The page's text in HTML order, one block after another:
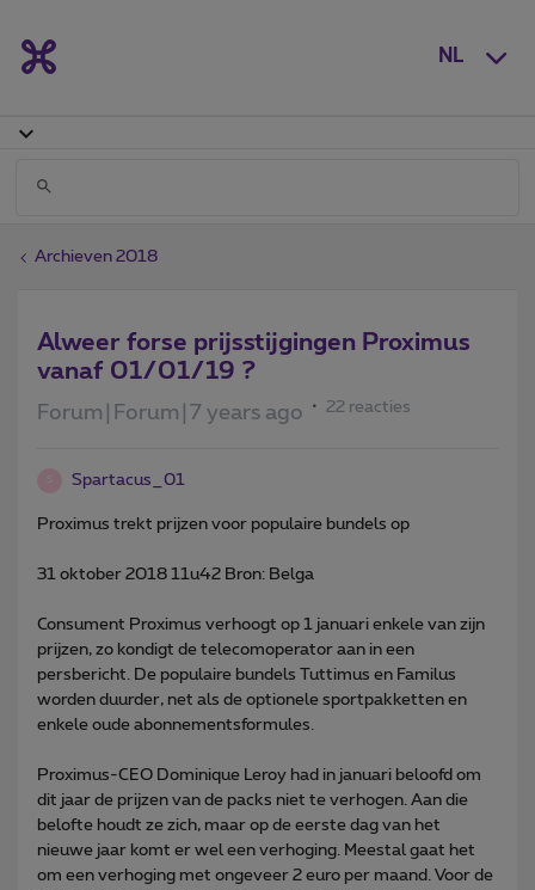
NL
Archieven 2018
Alweer forse prijsstijgingen Proximus
vanaf 01/01/19 ?
Forum|Forum|7 years ago 22 reacties
Spartacus_01
Proximus trekt prijzen voor populaire bundels op
31 oktober 2018 11u42 Bron: Belga
Consument Proximus verhoogt op 1 januari enkele van zijn
prijzen, zo kondigt de telecomoperator aan in een
persbericht. De populaire bundels Tuttimus en Familus
worden duurder, net als de optionele sportpakketten en
enkele oude abonnementsformules.
Proximus-CEO Dominique Leroy had in januari beloofd om
dit jaar de prijzen van de packs niet te verhogen. Aan die
belofte houdt ze zich, maar op de eerste dag van het
nieuwe jaar komt er wel een verhoging. Meestal gaat het
om een verhoging met ongeveer 2 euro per maand. Voor de